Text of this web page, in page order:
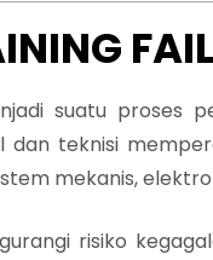
suatu proses
dan teknisi
mekanis,
risiko